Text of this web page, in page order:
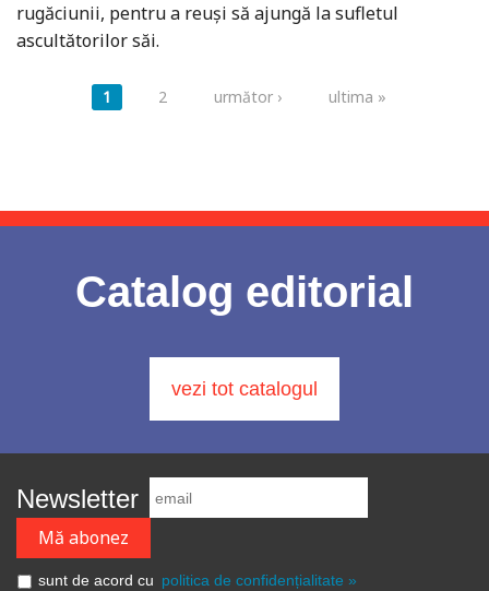
rugăciunii, pentru a reuşi să ajungă la sufletul
ascultătorilor săi.
Pagini1 2 următor › ultima »
Catalog editorial
vezi tot catalogul
Newsletter
sunt de acord cu politica de confidențialitate »